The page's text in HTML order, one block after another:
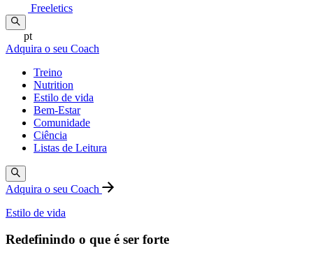
Freeletics
pt
Adquira o seu Coach
Treino
Nutrition
Estilo de vida
Bem-Estar
Comunidade
Ciência
Listas de Leitura
Adquira o seu Coach
Estilo de vida
Redefinindo o que é ser forte